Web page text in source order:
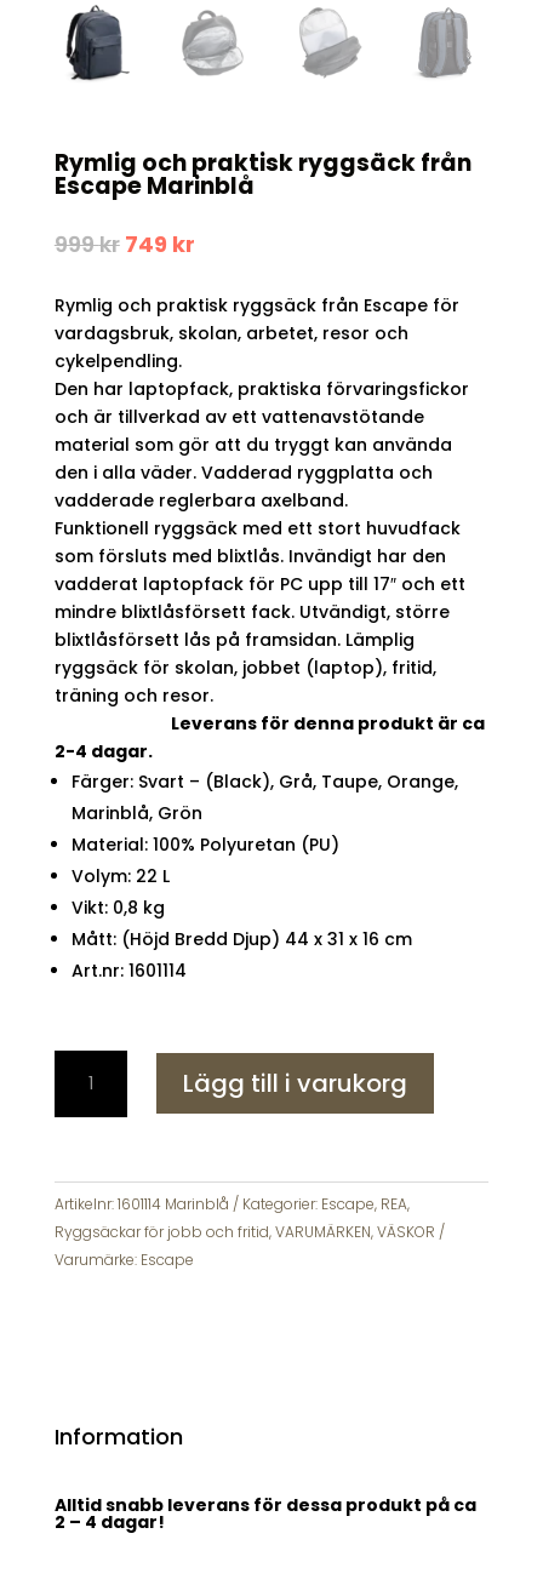
Rymlig och praktisk ryggsäck från
Escape Marinblå
999kr Det
var:
999 kr.
749 krDet
är:
749 kr.
Rymlig och praktisk ryggsäck från Escape för
vardagsbruk, skolan, arbetet, resor och
cykelpendling.
Den har laptopfack, praktiska förvaringsfickor
och är tillverkad av ett vattenavstötande
material som gör att du tryggt kan använda
den i alla väder. Vadderad ryggplatta och
vadderade reglerbara axelband.
Funktionell ryggsäck med ett stort huvudfack
som försluts med blixtlås. Invändigt har den
vadderat laptopfack för PC upp till 17″ och ett
mindre blixtlåsförsett fack. Utvändigt, större
blixtlåsförsett lås på framsidan. Lämplig
ryggsäck för skolan, jobbet (laptop), fritid,
träning och resor.
Leverans för denna produkt är ca
2-4 dagar.
Färger: Svart – (Black), Grå, Taupe, Orange,
Marinblå, Grön
Material: 100% Polyuretan (PU)
Volym: 22 L
Vikt: 0,8 kg
Mått: (Höjd Bredd Djup) 44 x 31 x 16 cm
Art.nr: 1601114
och
praktisk
från
Escape
Marinblå
mängd
Lägg till i varukorg
Artikelnr:1601114 Marinblå Kategorier: Escape, REA,
Ryggsäckar för jobb och fritid,VARUMÄRKEN,VÄSKOR
Varumärke: Escape
Information
Alltid snabb leverans för dessa produkt på ca
2 – 4 dagar!